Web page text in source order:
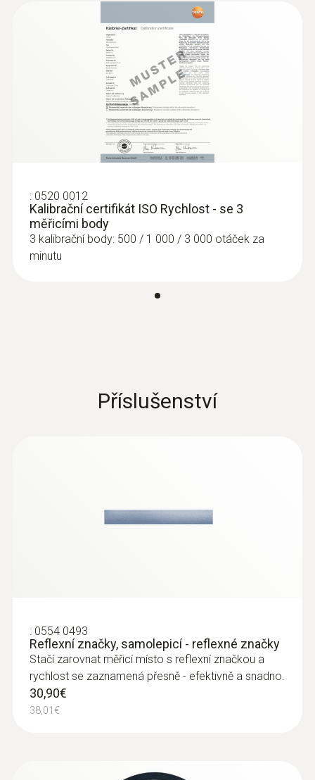
prm (mechanicky)
Měřicí rozsah
0,1 do 19999 u/min
±0,2 % z mv
Velikost displeje jeden řádek
conformity testo 470
Instruction manual testo
: 0520 0012
Kalibrační certifikát ISO Rychlost - se 3
měřicími body
3 kalibrační body: 500 / 1 000 / 3 000 otáček za
minutu
Příslušenství
: 0554 0493
Reflexní značky, samolepicí - reflexné značky
Stačí zarovnat měřicí místo s reflexní značkou a
rychlost se zaznamená přesně - efektivně a snadno.
30,90€
38,01€